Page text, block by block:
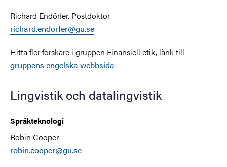
Richard Endörfer, Postdoktor
richard.endorfer@gu.se
Hitta fler forskare i gruppen Finansiell etik, länk till
gruppens engelska webbsida
Lingvistik och datalingvistik
Språkteknologi
Robin Cooper
robin.cooper@gu.se